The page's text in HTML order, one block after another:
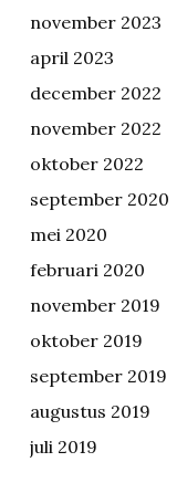
november 2023
april 2023
december 2022
november 2022
oktober 2022
september 2020
mei 2020
februari 2020
november 2019
oktober 2019
september 2019
augustus 2019
juli 2019